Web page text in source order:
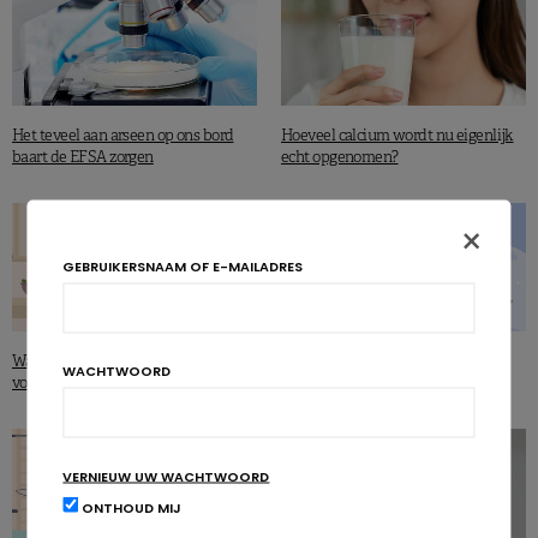
Het teveel aan arseen op ons bord
baart de EFSA zorgen
Hoeveel calcium wordt nu eigenlijk
echt opgenomen?
Waar komen de calorieën in ons
voedsel vandaan?
×
GEBRUIKERSNAAM OF E-MAILADRES
WACHTWOORD
VERNIEUW UW WACHTWOORD
ONTHOUD MIJ